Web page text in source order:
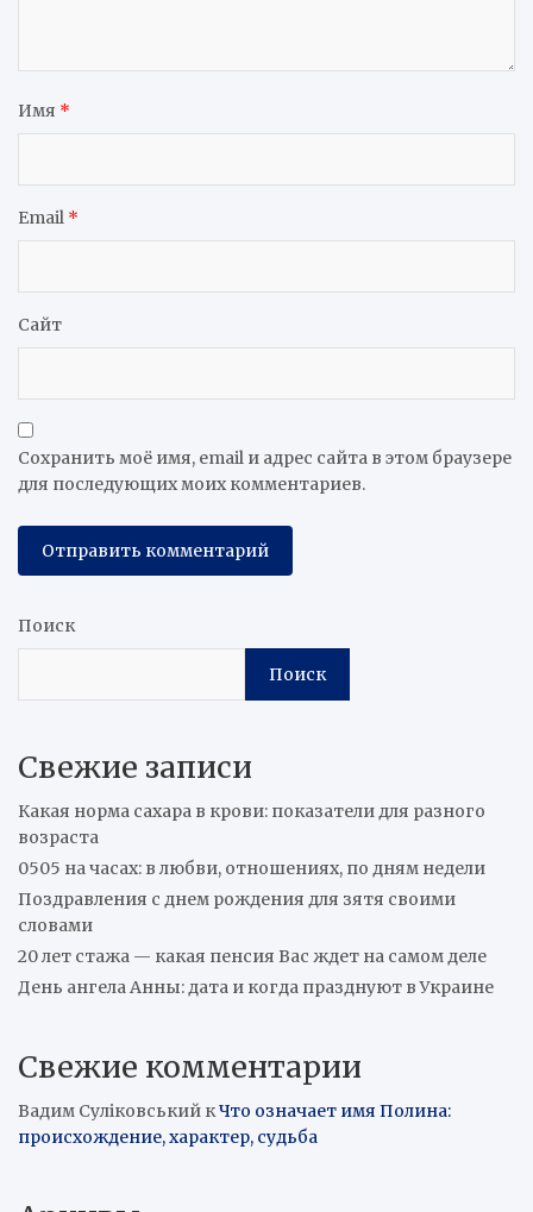
Имя *
Email *
Сайт
Сохранить моё имя, email и адрес сайта в этом браузере
для последующих моих комментариев.
Поиск
Поиск
Свежие записи
Какая норма сахара в крови: показатели для разного
возраста
0505 на часах: в любви, отношениях, по дням недели
Поздравления с днем рождения для зятя своими
словами
20 лет стажа — какая пенсия Вас ждет на самом деле
День ангела Анны: дата и когда празднуют в Украине
Свежие комментарии
Вадим Суліковський кЧто означает имя Полина:
происхождение, характер, судьба